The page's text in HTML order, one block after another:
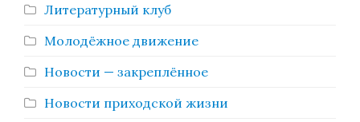
Литературный клуб
Молодёжное движение
Новости — закреплённое
Новости приходской жизни